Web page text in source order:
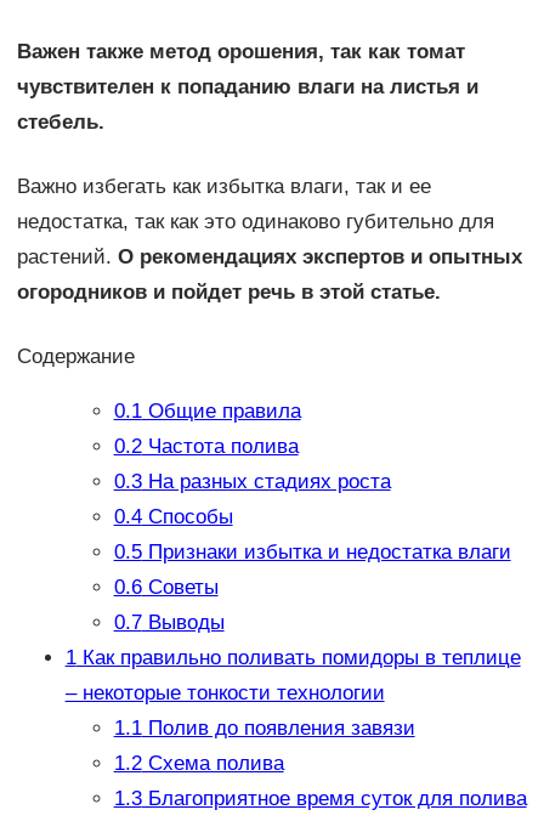
Важен также метод орошения, так как томат
чувствителен к попаданию влаги на листья и
стебель.
Важно избегать как избытка влаги, так и ее
недостатка, так как это одинаково губительно для
растений. О рекомендациях экспертов и опытных
огородников и пойдет речь в этой статье.
Содержание
0.1Общие правила
0.2Частота полива
0.3На разных стадиях роста
0.4Способы
0.5Признаки избытка и недостатка влаги
0.6Советы
0.7Выводы
1Как правильно поливать помидоры в теплице
– некоторые тонкости технологии
1.1Полив до появления завязи
1.2Схема полива
1.3Благоприятное время суток для полива